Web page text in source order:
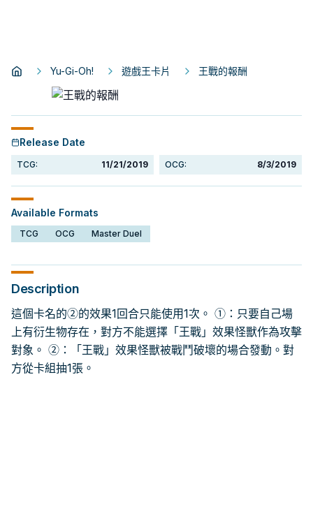
Yu-Gi-Oh! 遊戲王卡片 王戰的報酬
Release Date
TCG: 11/21/2019 OCG: 8/3/2019
Available Formats
TCG OCG Master Duel
Description
這個卡名的②的效果1回合只能使用1次。 ①：只要自己場
上有衍生物存在，對方不能選擇「王戰」效果怪獸作為攻擊
對象。 ②：「王戰」效果怪獸被戰鬥破壞的場合發動。對
方從卡組抽1張。